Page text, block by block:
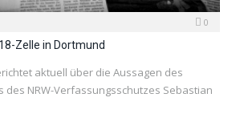
0
Zelle in Dortmund
aktuell über die Aussagen des
des NRW-Verfassungsschutzes Sebastian